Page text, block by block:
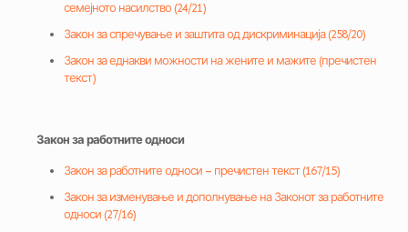
семејното насилство (24/21)
Закон за спречување и заштита од дискриминација (258/20)
Закон за еднакви можности на жените и мажите (пречистен
текст)
Закон за работните односи
Закон за работните односи – пречистен текст (167/15)
Закон за изменување и дополнување на Законот за работните
односи (27/16)